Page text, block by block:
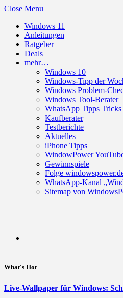
Close Menu
Windows 11
Anleitungen
Ratgeber
Deals
mehr…
Windows 10
Windows-Tipp der
Windows Problem-
Windows Tool-Berater
WhatsApp Tipps Tricks
Kaufberater
Testberichte
Aktuelles
iPhone Tipps
WindowPower
Gewinnspiele
Folge
WhatsApp-Kanal
Sitemap von
What's Hot
Live-Wallpaper für Windows: